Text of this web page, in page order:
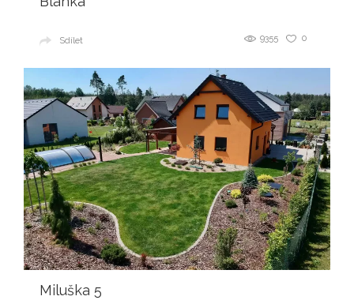
0
9355
Sdílet
Miluška 5